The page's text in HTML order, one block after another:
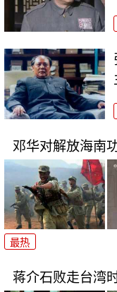
邓华对解放海南
最热
蒋介石败走台湾